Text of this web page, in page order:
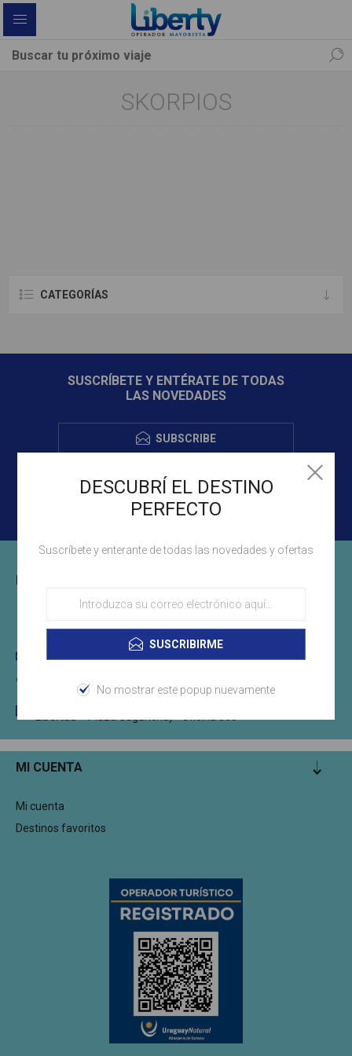
SKORPIOS
CATEGORÍAS
SUSCRÍBETE Y ENTÉRATE DE TODAS
LAS NOVEDADES
SUBSCRIBE
INFORMACIÓN DE CONTACTO
Montevideo, Uruguay
MI CUENTA
Mi cuenta
Destinos favoritos
DESCUBRÍ EL DESTINO
PERFECTO
Suscríbete y enterante de todas las novedades y ofertas
SUSCRIBIRME
No mostrar este popup nuevamente